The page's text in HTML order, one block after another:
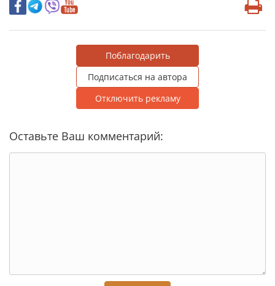
Поблагодарить
Подписаться на автора
Отключить рекламу
Оставьте Ваш комментарий: